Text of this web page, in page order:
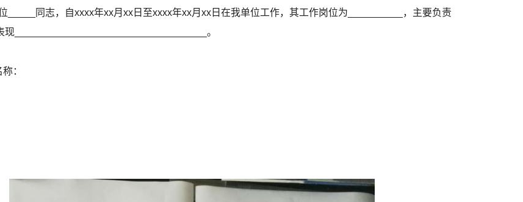
同志，自xxxx年xx月xx日至xxxx年xx月xx日在我单位工作，其工作岗位为__________，主要负责
现___________________________________。
：